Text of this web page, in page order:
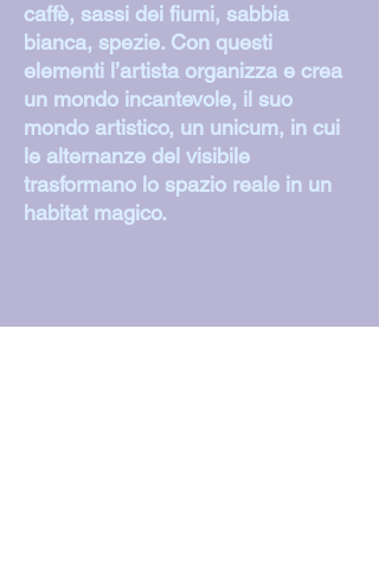
caffè, sassi dei fiumi, sabbia
bianca, spezie. Con questi
elementi l’artista organizza e crea
un mondo incantevole, il suo
mondo artistico, un unicum, in cui
le alternanze del visibile
trasformano lo spazio reale in un
habitat magico.